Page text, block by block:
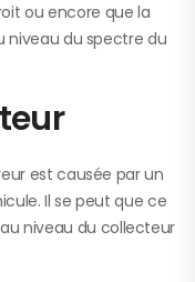
ou encore que la
niveau du spectre du
est causée par un
Il se peut que ce
au niveau du collecteur